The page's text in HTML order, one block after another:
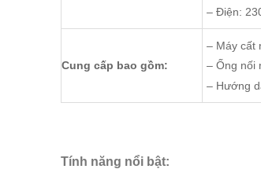
– Điện:
Cung cấp bao gồm:
– Máy cất
– Ống nối
– Hướng
Tính năng nổi bật: